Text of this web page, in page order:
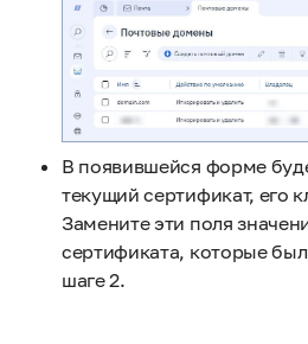
В появившейся форме
текущий сертификат, его
Замените эти поля
сертификата, которые
шаге 2.